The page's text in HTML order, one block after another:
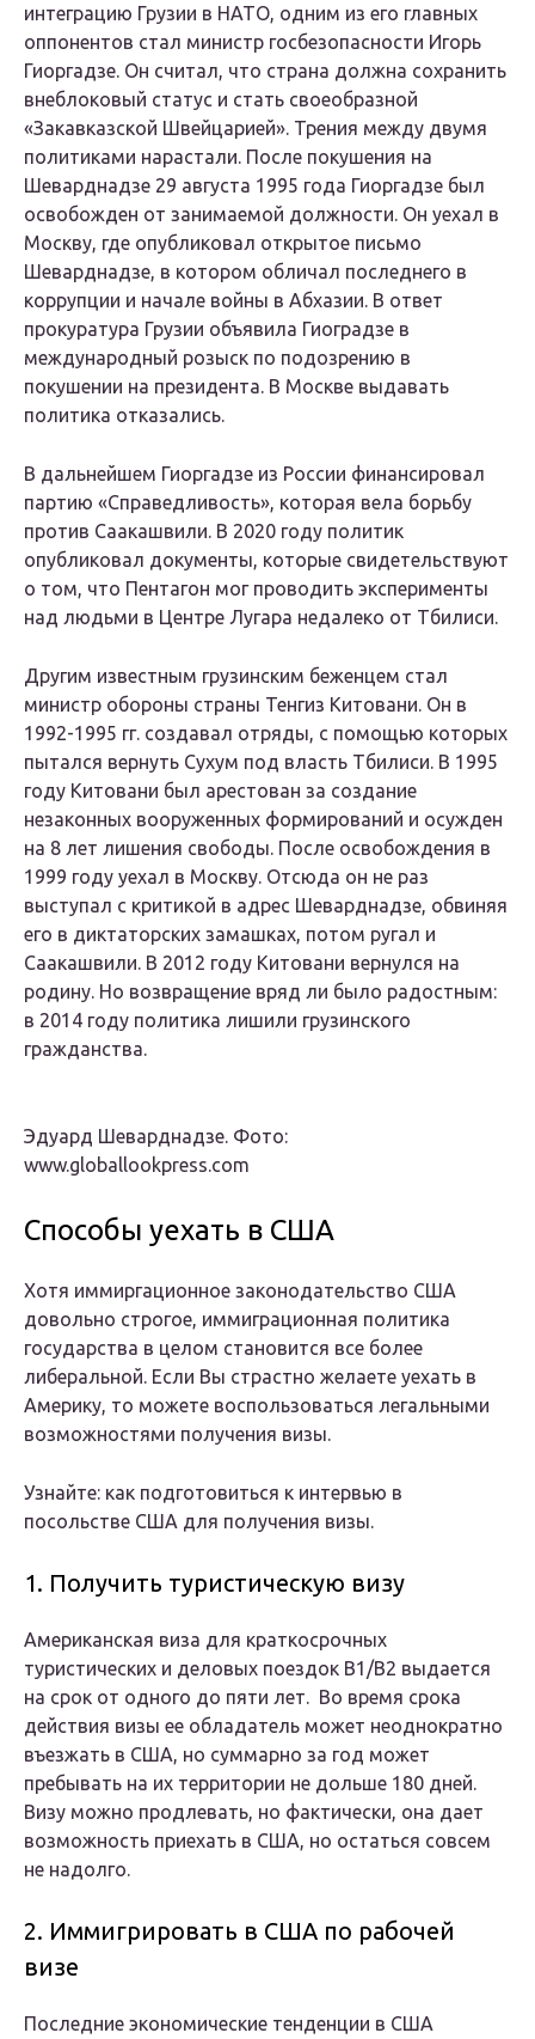
интеграцию Грузии в НАТО, одним из его главных
оппонентов стал министр госбезопасности Игорь
Гиоргадзе. Он считал, что страна должна сохранить
внеблоковый статус и стать своеобразной
«Закавказской Швейцарией». Трения между двумя
политиками нарастали. После покушения на
Шеварднадзе 29 августа 1995 года Гиоргадзе был
освобожден от занимаемой должности. Он уехал в
Москву, где опубликовал открытое письмо
Шеварднадзе, в котором обличал последнего в
коррупции и начале войны в Абхазии. В ответ
прокуратура Грузии объявила Гиоградзе в
международный розыск по подозрению в
покушении на президента. В Москве выдавать
политика отказались.
В дальнейшем Гиоргадзе из России финансировал
партию «Справедливость», которая вела борьбу
против Саакашвили. В 2020 году политик
опубликовал документы, которые свидетельствуют
о том, что Пентагон мог проводить эксперименты
над людьми в Центре Лугара недалеко от Тбилиси.
Другим известным грузинским беженцем стал
министр обороны страны Тенгиз Китовани. Он в
1992-1995 гг. создавал отряды, с помощью которых
пытался вернуть Сухум под власть Тбилиси. В 1995
году Китовани был арестован за создание
незаконных вооруженных формирований и осужден
на 8 лет лишения свободы. После освобождения в
1999 году уехал в Москву. Отсюда он не раз
выступал с критикой в адрес Шеварднадзе, обвиняя
его в диктаторских замашках, потом ругал и
Саакашвили. В 2012 году Китовани вернулся на
родину. Но возвращение вряд ли было радостным:
в 2014 году политика лишили грузинского
гражданства.
Эдуард Шеварднадзе. Фото:
www.globallookpress.com
Способы уехать в США
Хотя иммиргационное законодательство США
довольно строгое, иммиграционная политика
государства в целом становится все более
либеральной. Если Вы страстно желаете уехать в
Америку, то можете воспользоваться легальными
возможностями получения визы.
Узнайте: как подготовиться к интервью в
посольстве США для получения визы.
1. Получить туристическую визу
Американская виза для краткосрочных
туристических и деловых поездок В1/В2 выдается
на срок от одного до пяти лет. Во время срока
действия визы ее обладатель может неоднократно
въезжать в США, но суммарно за год может
пребывать на их территории не дольше 180 дней.
Визу можно продлевать, но фактически, она дает
возможность приехать в США, но остаться совсем
не надолго.
2. Иммигрировать в США по рабочей
визе
Последние экономические тенденции в США